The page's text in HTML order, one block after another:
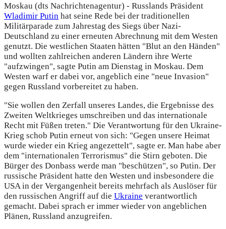
Moskau (dts Nachrichtenagentur) - Russlands Präsident
Wladimir Putin hat seine Rede bei der traditionellen
Militärparade zum Jahrestag des Siegs über Nazi-
Deutschland zu einer erneuten Abrechnung mit dem Westen
genutzt. Die westlichen Staaten hätten "Blut an den Händen"
und wollten zahlreichen anderen Ländern ihre Werte
"aufzwingen", sagte Putin am Dienstag in Moskau. Dem
Westen warf er dabei vor, angeblich eine "neue Invasion"
gegen Russland vorbereitet zu haben.
"Sie wollen den Zerfall unseres Landes, die Ergebnisse des
Zweiten Weltkrieges umschreiben und das internationale
Recht mit Füßen treten." Die Verantwortung für den Ukraine-
Krieg schob Putin erneut von sich: "Gegen unsere Heimat
wurde wieder ein Krieg angezettelt", sagte er. Man habe aber
dem "internationalen Terrorismus" die Stirn geboten. Die
Bürger des Donbass werde man "beschützen", so Putin. Der
russische Präsident hatte den Westen und insbesondere die
USA in der Vergangenheit bereits mehrfach als Auslöser für
den russischen Angriff auf die Ukraine verantwortlich
gemacht. Dabei sprach er immer wieder von angeblichen
Plänen, Russland anzugreifen.